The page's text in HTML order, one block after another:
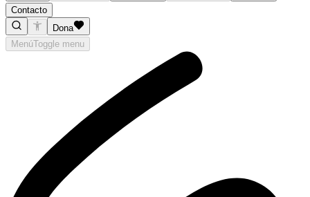
Contacto
Dona
MenúToggle menu